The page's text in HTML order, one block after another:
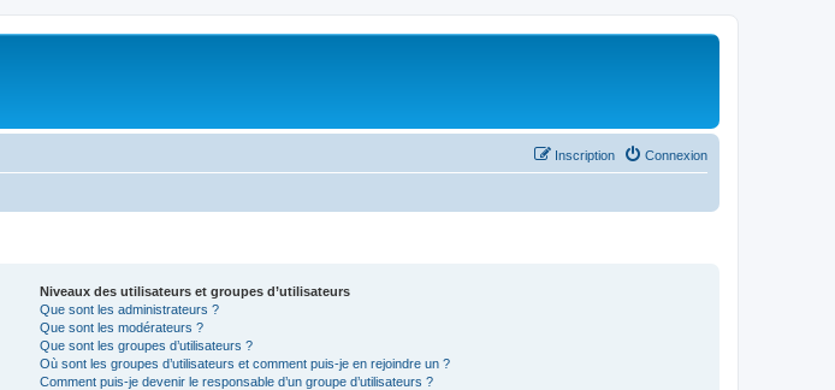
Connexion
Inscription
Niveaux des utilisateurs et groupes d’utilisateurs
Que sont les administrateurs ?
Que sont les modérateurs ?
Que sont les groupes d’utilisateurs ?
Où sont les groupes d’utilisateurs et comment puis-je en rejoindre un ?
Comment puis-je devenir le responsable d’un groupe d’utilisateurs ?